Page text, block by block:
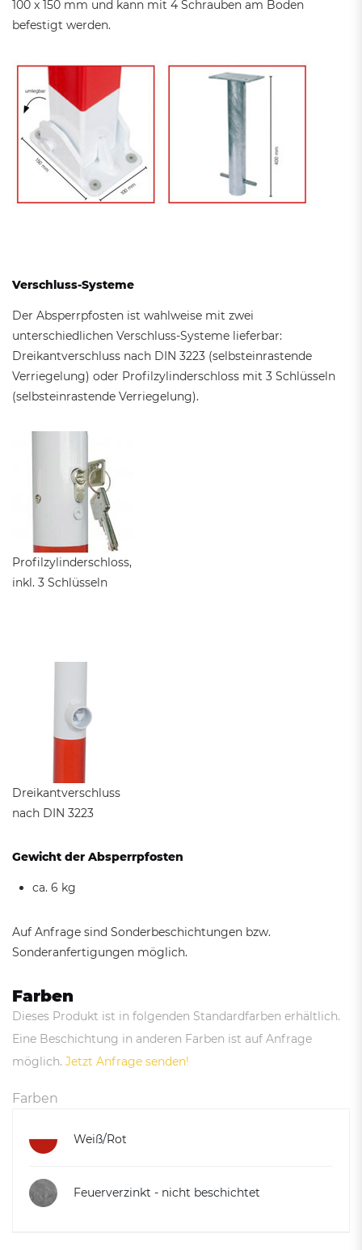
100 x 150 mm und kann mit 4 Schrauben am Boden
befestigt werden.
Verschluss-Systeme
Der Absperrpfosten ist wahlweise mit zwei
unterschiedlichen Verschluss-Systeme lieferbar:
Dreikantverschluss nach DIN 3223 (selbsteinrastende
Verriegelung) oder Profilzylinderschloss mit 3 Schlüsseln
(selbsteinrastende Verriegelung).
Profilzylinderschloss,
inkl. 3 Schlüsseln
Dreikantverschluss
nach DIN 3223
Gewicht der Absperrpfosten
ca. 6 kg
Auf Anfrage sind Sonderbeschichtungen bzw.
Sonderanfertigungen möglich.
Farben
Dieses Produkt ist in folgenden Standardfarben erhältlich.
Eine Beschichtung in anderen Farben ist auf Anfrage
möglich. Jetzt Anfrage senden!
Farben
Weiß/Rot
Feuerverzinkt - nicht beschichtet